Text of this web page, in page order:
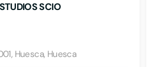
SCIO
Huesca, Huesca